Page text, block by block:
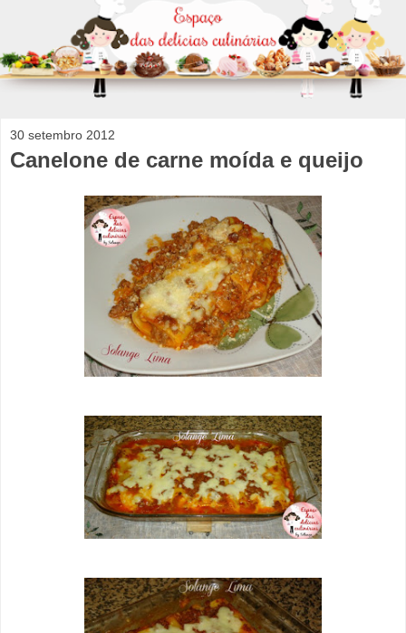
30 setembro 2012
Canelone de carne moída e queijo